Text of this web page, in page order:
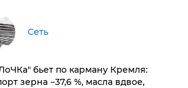
Сеть
бьет по карману Кремля:
зерна −37,6 %, масла вдвое,